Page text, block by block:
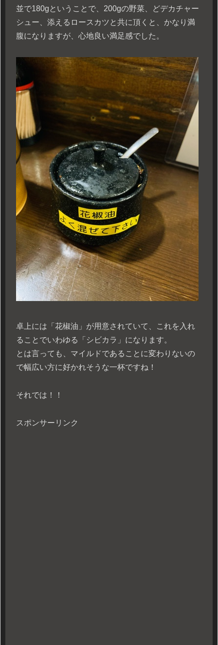
並で180gということで、200gの野菜、どデカチャー
シュー、添えるロースカツと共に頂くと、かなり満
腹になりますが、心地良い満足感でした。
卓上には「花椒油」が用意されていて、これを入れ
ることでいわゆる「シビカラ」になります。
とは言っても、マイルドであることに変わりないの
で幅広い方に好かれそうな一杯ですね！
それでは！！
スポンサーリンク